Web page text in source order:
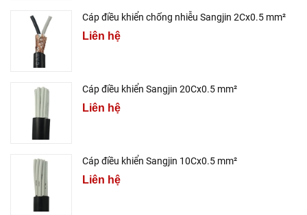
Cáp điều khiển chống nhiễu Sangjin 2Cx0.5 mm²
Liên hệ
Cáp điều khiển Sangjin 20Cx0.5 mm²
Liên hệ
Cáp điều khiển Sangjin 10Cx0.5 mm²
Liên hệ